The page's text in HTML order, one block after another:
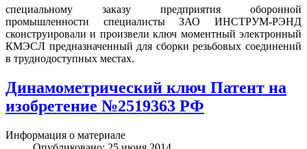
специальному заказу предприятия оборонной
промышленности специалисты ЗАО ИНСТРУМ-РЭНД
сконструировали и произвели ключ моментный электронный
КМЭСЛ предназначенный для сборки резьбовых соединений
в труднодоступных местах.
Динамометрический ключ Патент на
изобретение №2519363 РФ
Информация о материале